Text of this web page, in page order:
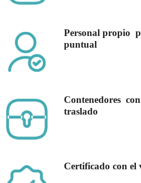
Personal propio
puntual
Contenedores
traslado
Certificado con el